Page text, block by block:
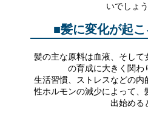
いでしょ
■髪に変化が起
髪の主な原料は血液、そし
の育成に大きく関わ
生活習慣、ストレスなどの
性ホルモンの減少によって
出始める